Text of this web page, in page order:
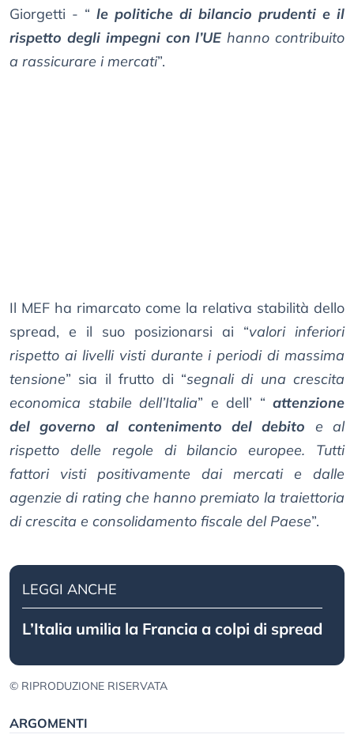
Giorgetti - “ le politiche di bilancio prudenti e il
rispetto degli impegni con l’UEhanno contribuito
a rassicurare i mercati”.
Il MEF ha rimarcato come la relativa stabilità dello
spread, e il suo posizionarsi ai “valori inferiori
rispetto ai livelli visti durante i periodi di massima
tensione” sia il frutto di “segnali di una crescita
economica stabile dell’Italia” e dell’ “ attenzione
del governo al contenimento del debito e al
rispetto delle regole di bilancio europee. Tutti
fattori visti positivamente dai mercati e dalle
agenzie di rating che hanno premiato la traiettoria
di crescita e consolidamento fiscale del Paese”.
LEGGI ANCHE
L’Italia umilia la Francia a colpi di spread
© RIPRODUZIONE RISERVATA
ARGOMENTI